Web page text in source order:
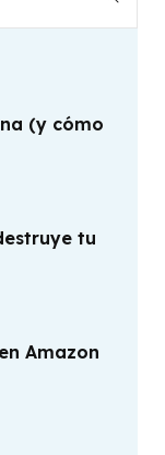
(y cómo
tu
Amazon